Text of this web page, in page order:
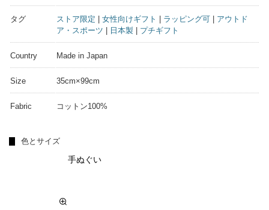
タグ ストア限定 女性向けギフト ラッピング可
アウトド
ア・スポーツ
日本製 プチギフト
Country Made in Japan
Size 35cm×99cm
Fabric コットン100%
色とサイズ
手ぬぐい